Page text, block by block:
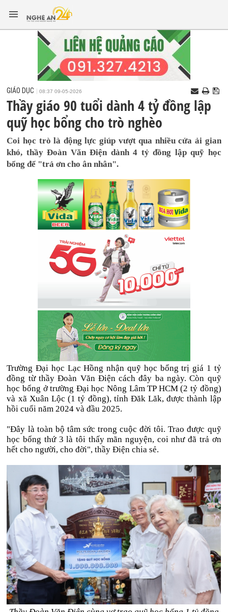
GIÁO DỤC 08:37 09-05-2026
Thầy giáo 90 tuổi dành 4 tỷ đồng lập
quỹ học bổng cho trò nghèo
Coi học trò là động lực giúp vượt qua nhiều cửa ải gian
khó, thầy Đoàn Văn Điện dành 4 tỷ đồng lập quỹ học
bổng để "trả ơn cho ân nhân".
Trường Đại học Lạc Hồng nhận quỹ học bổng trị giá 1 tỷ
đồng từ thầy Đoàn Văn Điện cách đây ba ngày. Còn quỹ
học bổng ở trường Đại học Nông Lâm TP HCM (2 tỷ đồng)
và xã Xuân Lộc (1 tỷ đồng), tỉnh Đăk Lăk, được thành lập
hồi cuối năm 2024 và đầu 2025.
"Đây là toàn bộ tâm sức trong cuộc đời tôi. Trao được quỹ
học bổng thứ 3 là tôi thấy mãn nguyện, coi như đã trả ơn
hết cho người, cho đời", thầy Điện chia sẻ.